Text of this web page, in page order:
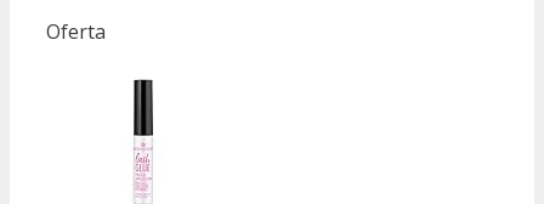
Oferta